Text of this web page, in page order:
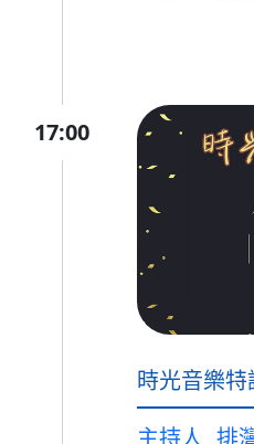
17:00
時光音樂特
主持人 排